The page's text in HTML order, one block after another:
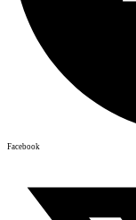
Facebook